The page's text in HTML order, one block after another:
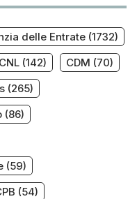
delle Entrate (1732)
(142) CDM (70)
(265)
(86)
(59)
(54)